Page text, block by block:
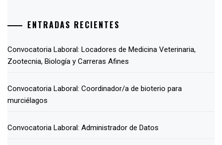
ENTRADAS RECIENTES
Convocatoria Laboral: Locadores de Medicina Veterinaria,
Zootecnia, Biología y Carreras Afines
Convocatoria Laboral: Coordinador/a de bioterio para
murciélagos
Convocatoria Laboral: Administrador de Datos